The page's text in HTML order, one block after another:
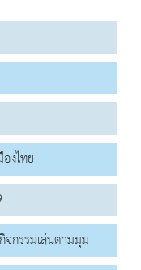
งไทย
กรรมเล่นตามมุม